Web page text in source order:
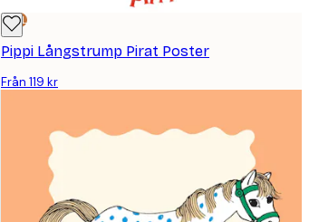
DEAL
Pippi Långstrump Pirat Poster
Från 119 kr